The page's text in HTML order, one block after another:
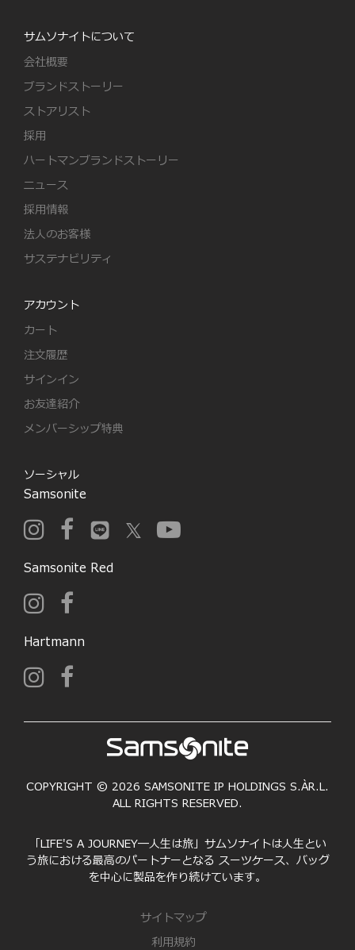
サムソナイトについて
会社概要
ブランドストーリー
ストアリスト
採用
ハートマンブランドストーリー
ニュース
採用情報
法人のお客様
サステナビリティ
アカウント
カート
注文履歴
サインイン
お友達紹介
メンバーシップ特典
ソーシャル
Samsonite
Samsonite Red
Hartmann
COPYRIGHT © 2026 SAMSONITE IP HOLDINGS S.ÀR.L.
ALL RIGHTS RESERVED.
「LIFE'S A JOURNEY―人生は旅」サムソナイトは人生とい
う旅における最高のパートナーとなる スーツケース、バッグ
を中心に製品を作り続けています。
サイトマップ
利用規約